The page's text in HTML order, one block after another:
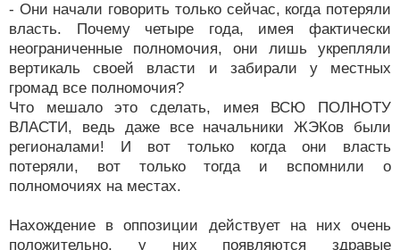
- Они начали говорить только сейчас, когда потеряли
власть. Почему четыре года, имея фактически
неограниченные полномочия, они лишь укрепляли
вертикаль своей власти и забирали у местных
громад все полномочия?
Что мешало это сделать, имея ВСЮ ПОЛНОТУ
ВЛАСТИ, ведь даже все начальники ЖЭКов были
регионалами! И вот только когда они власть
потеряли, вот только тогда и вспомнили о
полномочиях на местах.
Нахождение в оппозиции действует на них очень
положительно, у них появляются здравые